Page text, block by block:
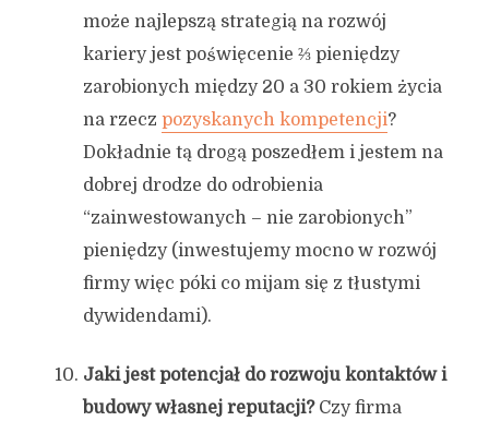
może najlepszą strategią na rozwój
kariery jest poświęcenie ⅔ pieniędzy
zarobionych między 20 a 30 rokiem życia
na rzecz pozyskanych kompetencji?
Dokładnie tą drogą poszedłem i jestem na
dobrej drodze do odrobienia
“zainwestowanych – nie zarobionych”
pieniędzy (inwestujemy mocno w rozwój
firmy więc póki co mijam się z tłustymi
dywidendami).
Jaki jest potencjał do rozwoju kontaktów i
budowy własnej reputacji?Czy firma